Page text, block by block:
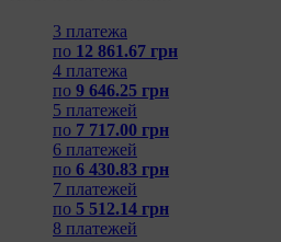
3 платежа
по 12 861.67 грн
4 платежа
по 9 646.25 грн
5 платежей
по 7 717.00 грн
6 платежей
по 6 430.83 грн
7 платежей
по 5 512.14 грн
8 платежей